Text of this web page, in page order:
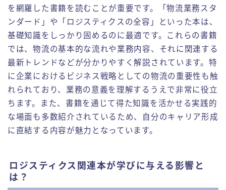
を網羅した書籍を読むことが重要です。「物流業務スタ
ンダード」や「ロジスティクスの全容」といった本は、
基礎知識をしっかり固めるのに最適です。これらの書籍
では、物流の基本的な流れや業務内容、それに関連する
最新トレンドなどが分かりやすく解説されています。特
に企業におけるビジネス戦略としての物流の重要性も触
れられており、業務の意義を理解するうえで非常に役立
ちます。また、書籍を通じて得た知識を活かせる実践的
な場面も多数紹介されているため、自分のキャリア形成
に直結する内容が魅力となっています。
ロジスティクス関連本が学びに与える影響と
は？